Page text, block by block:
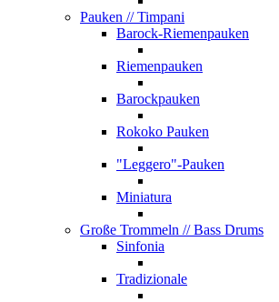
Pauken // Timpani
Barock-Riemenpauken
Riemenpauken
Barockpauken
Rokoko Pauken
"Leggero"-Pauken
Miniatura
Große Trommeln // Bass Drums
Sinfonia
Tradizionale